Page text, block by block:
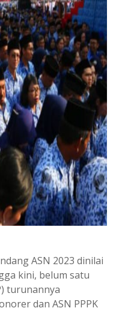
ASN 2023 dinilai
kini, belum satu
turunannya
dan ASN PPPK